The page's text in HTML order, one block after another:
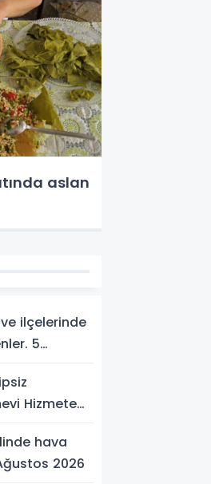
aslan
ilçelerinde
5
Hizmete
hava
2026